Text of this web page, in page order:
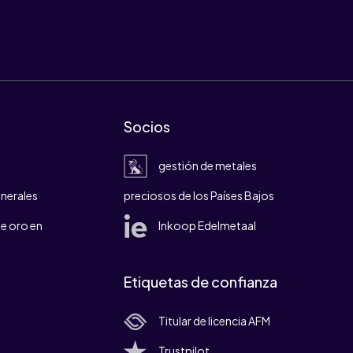
oro en
Socios
gestión de metales
preciosos de los Países Bajos
Inkoop Edelmetaal
Etiquetas de confianza
Titular de licencia AFM